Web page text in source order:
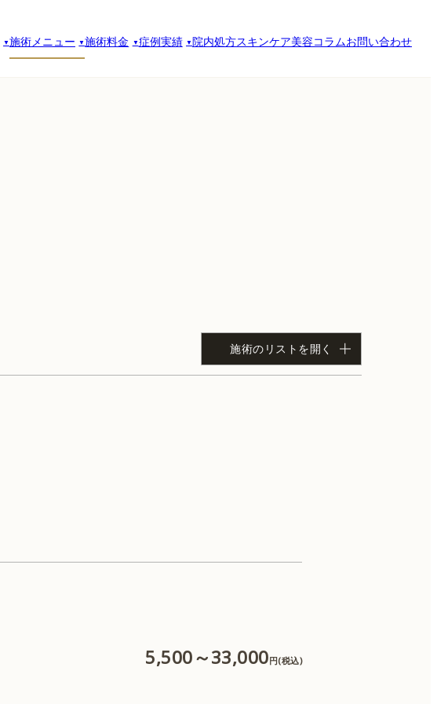
施術メニュー 施術料金 症例実績 院内処方スキンケア美容コラムお問い合わせ
施術のリストを開く
5,500～33,000円(税込)